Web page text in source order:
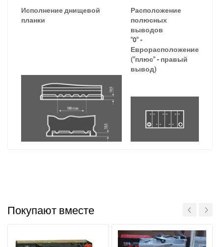
Исполнение днищевой
планки
Расположение
полюсных
выводов
"0" -
Еврорасположение
("плюс" - правый
вывод)
Покупают вместе
(093) 600-51-11
Написати в Telegram